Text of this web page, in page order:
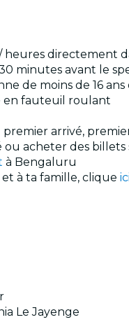
heures directement
minutes avant le
de moins de 16
en fauteuil roulant
premier arrivé,
acheter des
à Bengaluru
à ta famille, clique ici
Le Jayenge